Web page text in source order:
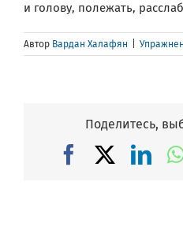
и голову, полежать,
Автор Вардан Халафян
Поделитесь,
Facebook